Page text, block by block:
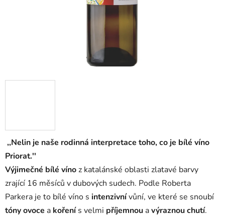
,,Nelin je naše rodinná interpretace toho, co je bílé víno
Priorat.''
Výjimečné bílé vínoz katalánské oblasti zlatavé barvy
zrající 16 měsíců v dubových sudech. Podle Roberta
Parkera je to bílé víno s intenzivnívůní, ve které se snoubí
tóny ovoce a kořenís velmi příjemnou avýraznou chutí.